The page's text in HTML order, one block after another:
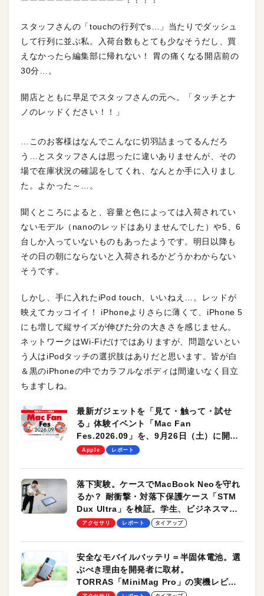
スタッフさんの「touchの行列でs…」当たりでダッシュ
して行列に並ぶ私。入荷台数もとても少なそうだし、買
えなかったら編集部に帰れない！ 胃の痛くなる開店前の
30分…。
開店とともに早足でスタッフさんの元へ。「タッチとナ
ノのレッドください！！」
…このお客様はなんでこんなに切羽詰まってるんだろ
う…とスタッフさんは思ったに違いありませんが、その
場で在庫状況の確認をしてくれ、なんとか手に入りまし
た。よかった～…。
聞くところによると、容量と色によっては入荷されてい
ないモデル（nanoのレッドはありませんでした）や5、6
台しか入っていないものもあったようです。明日以降も
その日の朝にならないと入荷されるかどうかわからない
そうです。
しかし、手に入れたiPod touch、いいねえ…。レッドが
映えてカッコイイ！ iPhoneよりさらに薄くて、iPhone 5
にも増して縦サイズが伸びた分の大きさを感じません。
ネットワークはWi-Fiだけではありますが、問題ないとい
う人はiPodタッチの選択肢はありだと思います。皆が白
＆黒のiPhoneの中でカラフルなボディは間違いなく目立
ちますしね。
最新ガジェットを「見て・触って・試せ
る」体験イベント「Mac Fan
Fes.2026.09」を、9月26日（土）に開催
します！
Apple レポート
落下実験。ケースでMacBook Neoを守れ
るか？ 耐衝撃・対落下保護ケース「STM
Dux Ultra」を検証。学生、ビジネスマン
のモバイルユースに最適！
アクセサリ レポート タイアップ
安全なモバイルバッテリ＝半固体電池。選
ぶべき理由を開発者に取材。
TORRAS「MiniMag Pro」の実機レビュ